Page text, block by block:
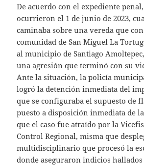
De acuerdo con el expediente
ocurrieron el 1 de junio de 2023,
caminaba sobre una vereda que
comunidad de San Miguel La
al municipio de Santiago
una agresión que terminó con su
Ante la situación, la policía
logró la detención inmediata del
que se configuraba el supuesto de
puesto a disposición inmediata de
que el caso fue atraído por la
Control Regional, misma que
multidisciplinario que procesó la
donde aseguraron indicios